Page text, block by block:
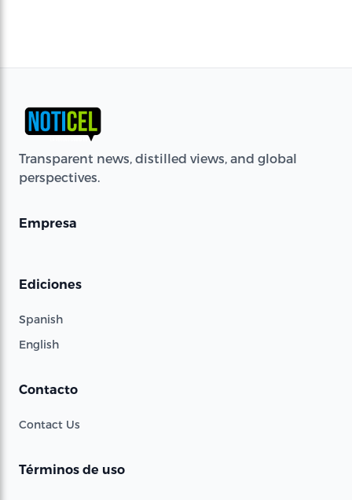
Transparent news, distilled views, and global
perspectives.
Empresa
Ediciones
Spanish
English
Contacto
Contact Us
Términos de uso